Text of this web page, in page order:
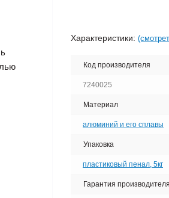
Характеристики:
Код производителя
7240025
Материал
алюминий и его сплавы
Упаковка
пластиковый пенал, 5кг
Гарантия производителя